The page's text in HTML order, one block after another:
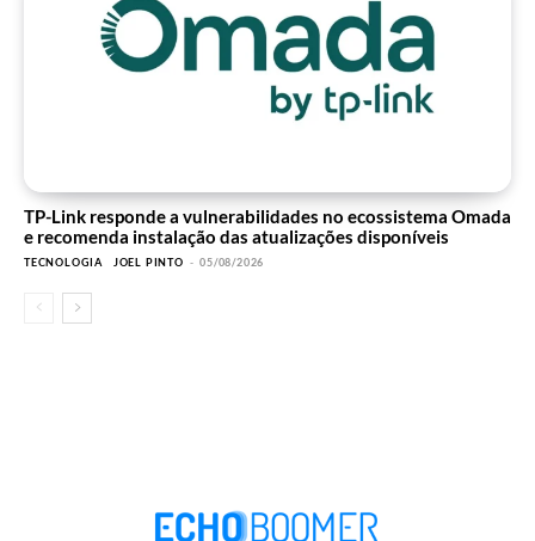
TP-Link responde a vulnerabilidades no ecossistema Omada
e recomenda instalação das atualizações disponíveis
TECNOLOGIA JOEL PINTO - 05/08/2026